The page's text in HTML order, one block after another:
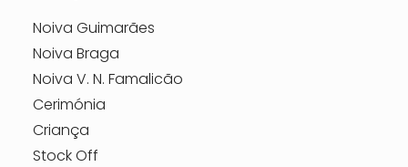
Noiva Guimarães
Noiva Braga
Noiva V. N. Famalicão
Cerimónia
Criança
Stock Off